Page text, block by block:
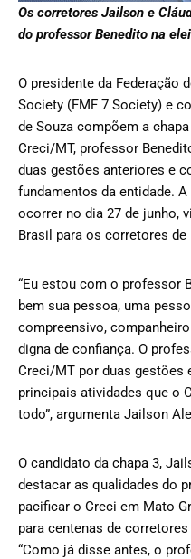
Os corretores Jailson e
do professor Benedito na
O presidente da Federação
Society (FMF 7 Society) e
de Souza compõem a
Creci/MT, professor
duas gestões anteriores e
fundamentos da entidade.
ocorrer no dia 27 de junho,
Brasil para os corretores
“Eu estou com o professor
bem sua pessoa, uma
compreensivo,
digna de confiança. O
Creci/MT por duas gestões
principais atividades que o
todo”, argumenta Jailson
O candidato da chapa 3,
destacar as qualidades do
pacificar o Creci em Mato
para centenas de
“Como já disse antes, o